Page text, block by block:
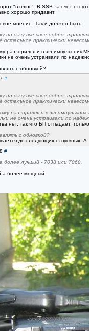
"в плюс". В SSB за счет
хорошо придавит.
мнение. Так и должно быть.
на дачу всё своё добро:
остальное практически
раззорился и взял импульсник
не очень устраивали по
с обновкой?
#
на дачу всё своё добро:
остальное практически
раззорился и взял импульсник
не очень устраивали по
нет, так что БП отпадает,
с обновкой?
до следующих
#
лучший - 703й или 706й.
а более мощный.